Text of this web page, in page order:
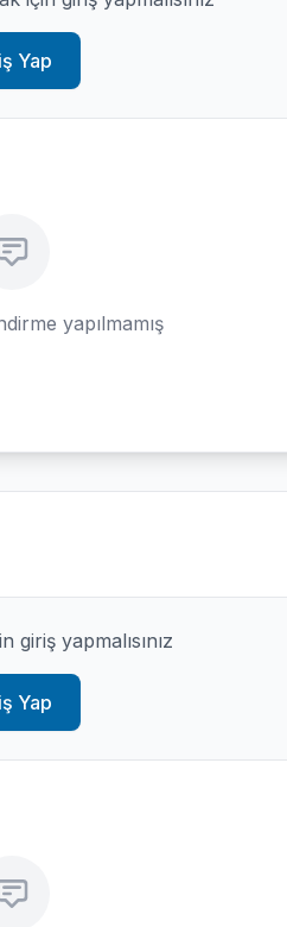
Yap
yapılmamış
giriş yapmalısınız
Yap